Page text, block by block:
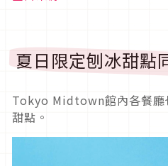
夏日限定刨冰甜點
Tokyo Midtown館內各餐廳
甜點。